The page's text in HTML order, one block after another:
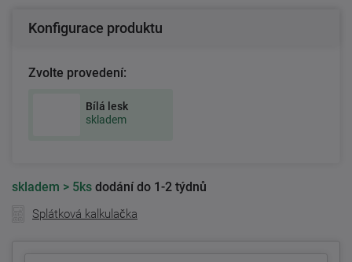
Konfigurace produktu
Zvolte provedení:
Bílá lesk
skladem
skladem > 5ks dodání do 1-2 týdnů
Splátková kalkulačka